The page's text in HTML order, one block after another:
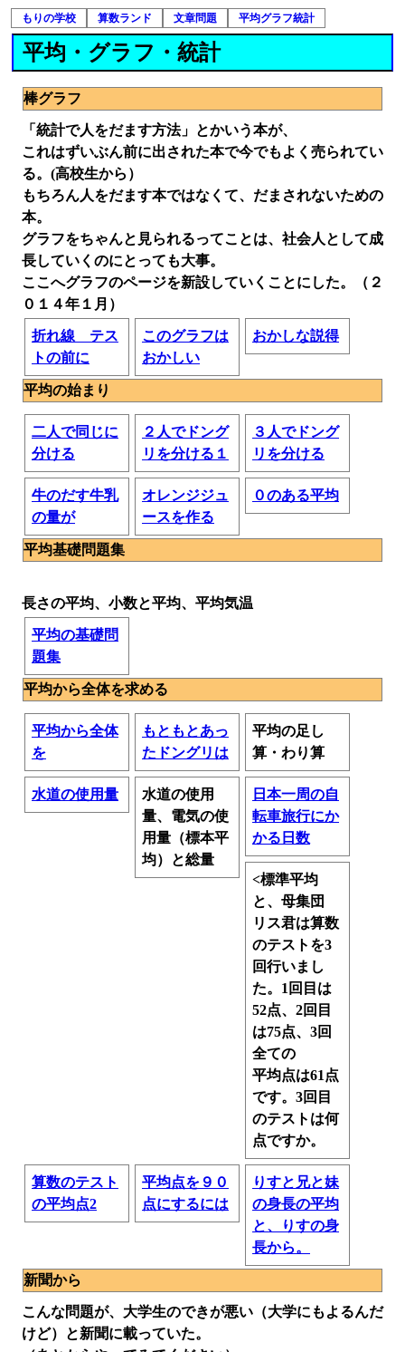
もりの学校 算数ランド 文章問題 平均グラフ統計
平均・グラフ・統計
棒グラフ
「統計で人をだます方法」とかいう本が、
これはずいぶん前に出された本で今でもよく売られてい
る。(高校生から）
もちろん人をだます本ではなくて、だまされないための
本。
グラフをちゃんと見られるってことは、社会人として成
長していくのにとっても大事。
ここへグラフのページを新設していくことにした。（２
０１４年１月）
折れ線 テス
トの前に
このグラフは
おかしい
おかしな説得
平均の始まり
二人で同じに
分ける
２人でドング
リを分ける１
３人でドング
リを分ける
牛のだす牛乳
の量が
オレンジジュ
ースを作る
０のある平均
平均基礎問題集
長さの平均、小数と平均、平均気温
平均の基礎問
題集
平均から全体を求める
平均から全体
を
もともとあっ
たドングリは
平均の足し
算・わり算
水道の使用量
水道の使用
量、電気の使
用量（標本平
均）と総量
日本一周の自
転車旅行にか
かる日数
<標準平均
と、母集団
リス君は算数
のテストを3
回行いまし
た。1回目は
52点、2回目
は75点、3回
全ての
平均点は61点
です。3回目
のテストは何
点ですか。
算数のテスト
の平均点2
平均点を９０
点にするには
りすと兄と妹
の身長の平均
と、りすの身
長から。
新聞から
こんな問題が、大学生のできが悪い（大学にもよるんだ
けど）と新聞に載っていた。